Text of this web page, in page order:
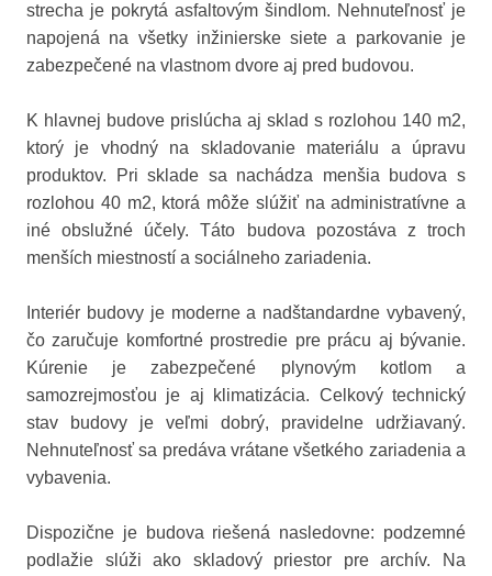
strecha je pokrytá asfaltovým šindlom. Nehnuteľnosť je
napojená na všetky inžinierske siete a parkovanie je
zabezpečené na vlastnom dvore aj pred budovou.
K hlavnej budove prislúcha aj sklad s rozlohou 140 m2,
ktorý je vhodný na skladovanie materiálu a úpravu
produktov. Pri sklade sa nachádza menšia budova s
rozlohou 40 m2, ktorá môže slúžiť na administratívne a
iné obslužné účely. Táto budova pozostáva z troch
menších miestností a sociálneho zariadenia.
Interiér budovy je moderne a nadštandardne vybavený,
čo zaručuje komfortné prostredie pre prácu aj bývanie.
Kúrenie je zabezpečené plynovým kotlom a
samozrejmosťou je aj klimatizácia. Celkový technický
stav budovy je veľmi dobrý, pravidelne udržiavaný.
Nehnuteľnosť sa predáva vrátane všetkého zariadenia a
vybavenia.
Dispozične je budova riešená nasledovne: podzemné
podlažie slúži ako skladový priestor pre archív. Na